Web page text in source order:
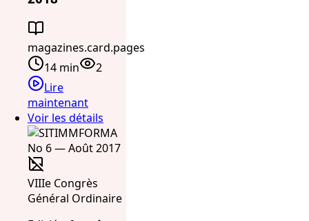
magazines.card.pages
14 min
2
Lire
maintenant
Voir les détails
VIIIe Congrès
Général Ordinaire